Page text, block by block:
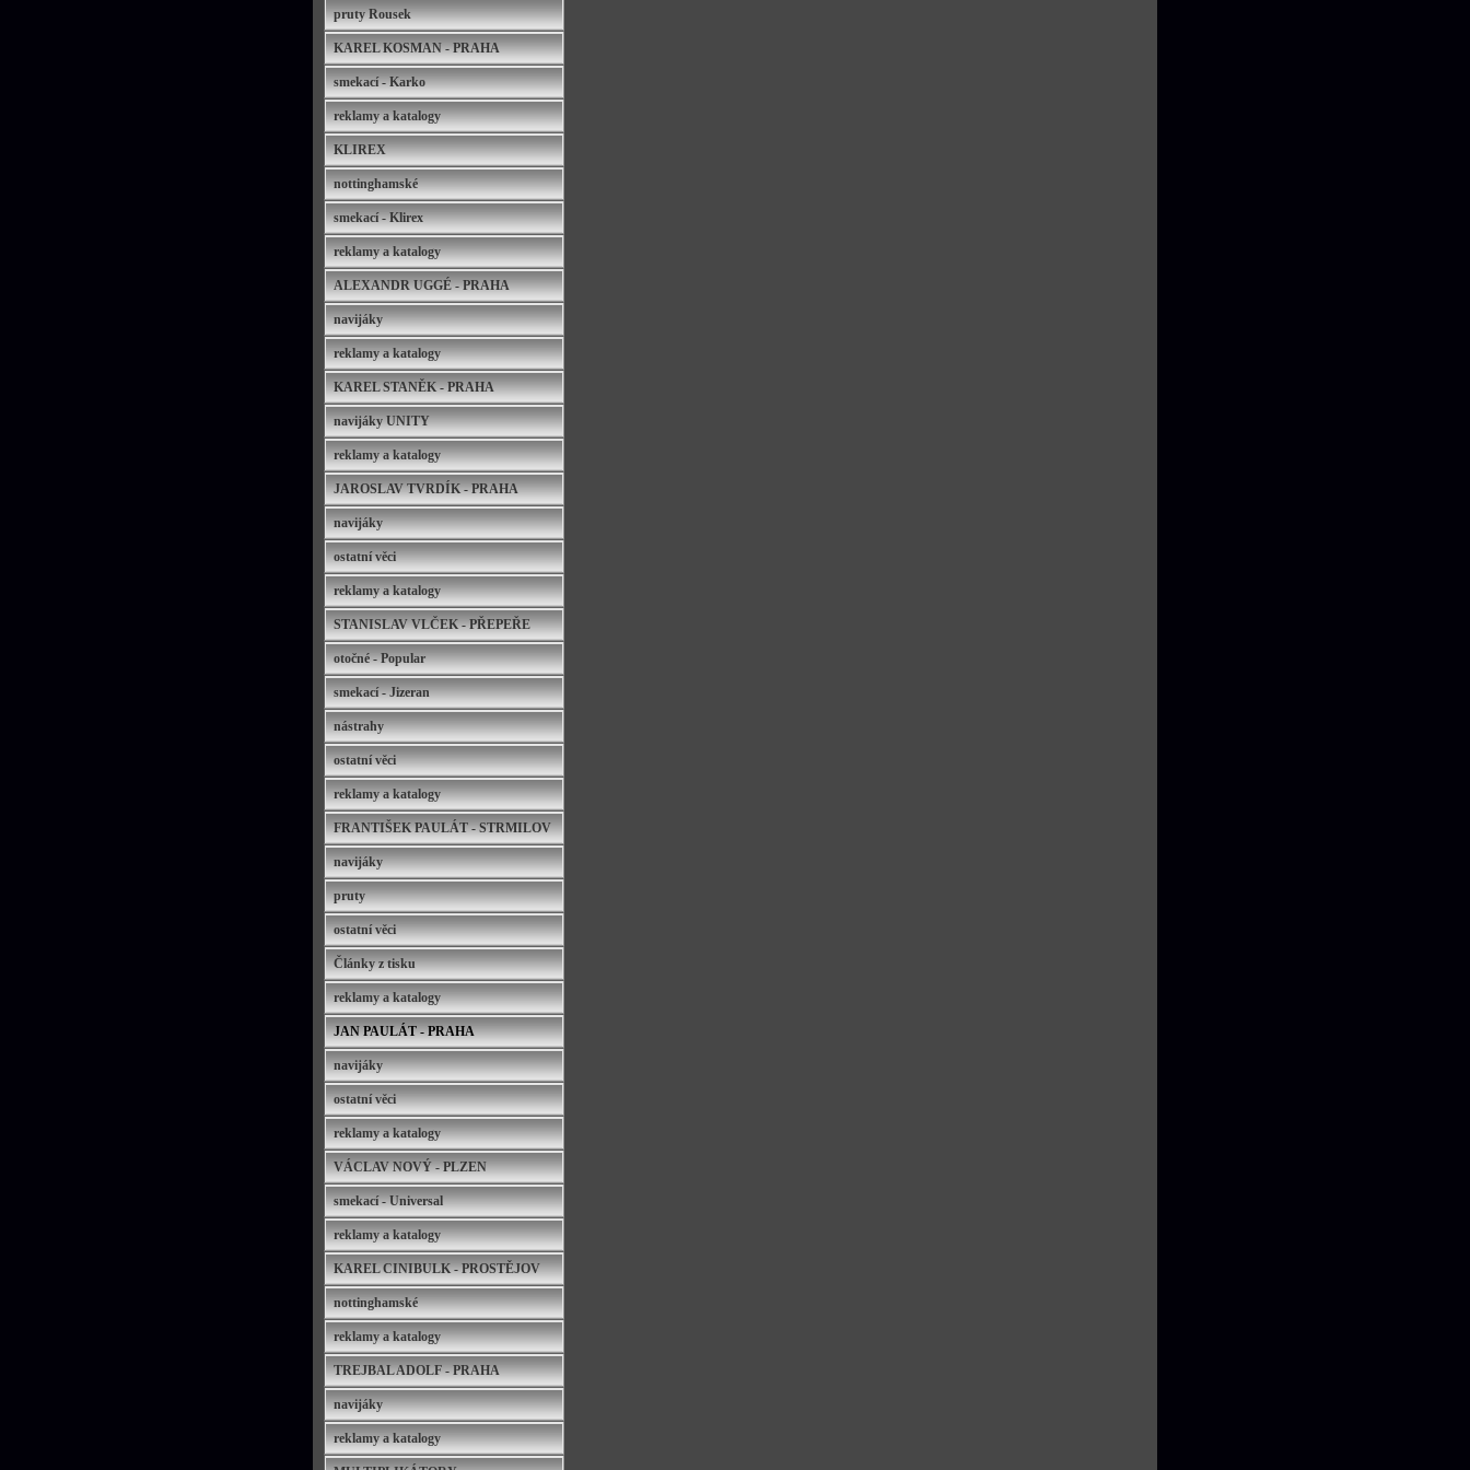
pruty Rousek
KAREL KOSMAN - PRAHA
smekací - Karko
reklamy a katalogy
KLIREX
nottinghamské
smekací - Klirex
reklamy a katalogy
ALEXANDR UGGÉ - PRAHA
navijáky
reklamy a katalogy
KAREL STANĚK - PRAHA
navijáky UNITY
reklamy a katalogy
JAROSLAV TVRDÍK - PRAHA
navijáky
ostatní věci
reklamy a katalogy
STANISLAV VLČEK - PŘEPEŘE
otočné - Popular
smekací - Jizeran
nástrahy
ostatní věci
reklamy a katalogy
FRANTIŠEK PAULÁT - STRMILOV
navijáky
pruty
ostatní věci
Články z tisku
reklamy a katalogy
JAN PAULÁT - PRAHA
navijáky
ostatní věci
reklamy a katalogy
VÁCLAV NOVÝ - PLZEN
smekací - Universal
reklamy a katalogy
KAREL CINIBULK - PROSTĚJOV
nottinghamské
reklamy a katalogy
TREJBAL ADOLF - PRAHA
navijáky
reklamy a katalogy